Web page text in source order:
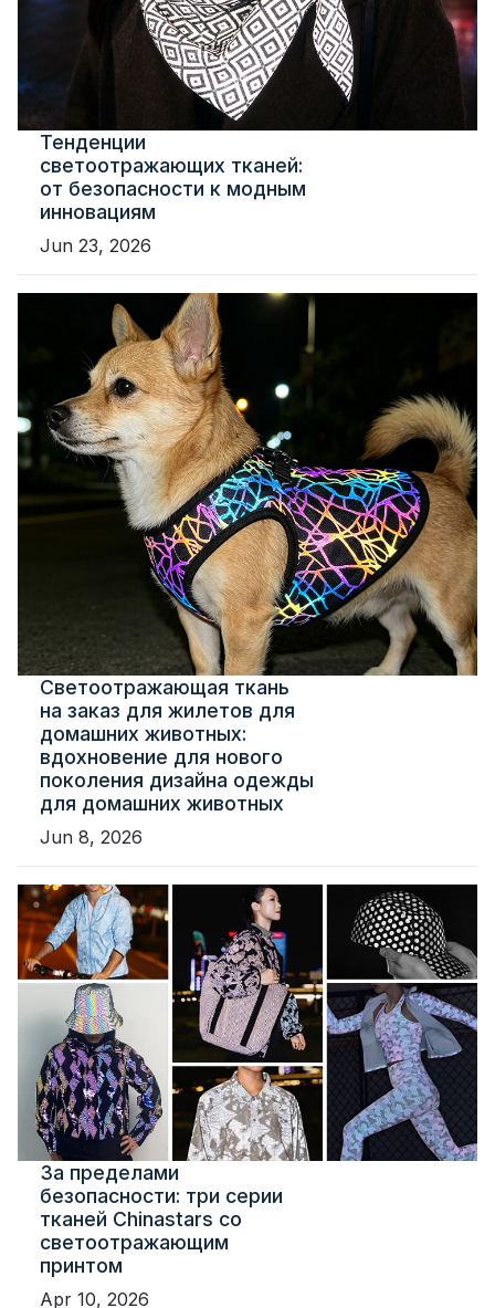
Тенденции
светоотражающих тканей:
от безопасности к модным
инновациям
Jun 23, 2026
Светоотражающая ткань
на заказ для жилетов для
домашних животных:
вдохновение для нового
поколения дизайна одежды
для домашних животных
Jun 8, 2026
За пределами
безопасности: три серии
тканей Chinastars со
светоотражающим
принтом
Apr 10, 2026